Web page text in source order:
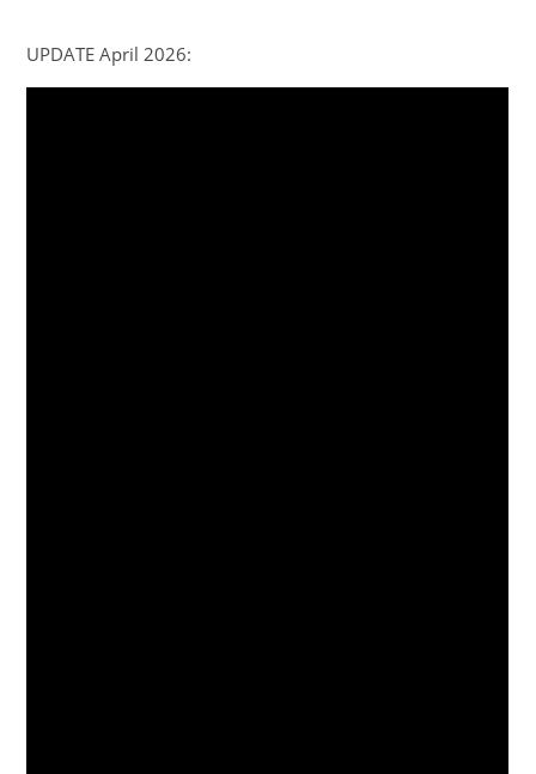
UPDATE April 2026: